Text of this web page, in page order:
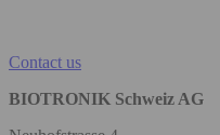
Contact us
BIOTRONIK Schweiz AG